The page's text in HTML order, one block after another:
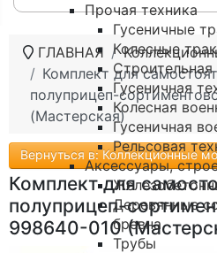
Прочая техника
Гусеничные
Колесные
Строительная
Гусеничная
Колесная
Гусеничная
Рельсовая
Аксессуары,
Деревянные
бревна
Трубы
ГЛАВНАЯ
Комплект для
полуприцеп-
(Мастерская)
Вернуться в: Коллекционные
Комплект для
полуприцеп-
998640-010